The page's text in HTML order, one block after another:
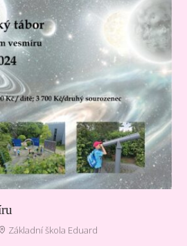
Základní škola Eduard